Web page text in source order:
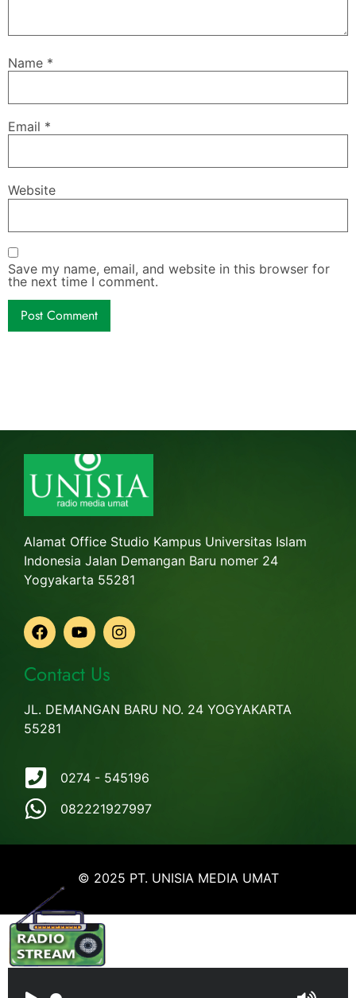
Name *
Email *
Website
Save my name, email, and website in this browser for
the next time I comment.
Alamat Office Studio Kampus Universitas Islam
Indonesia Jalan Demangan Baru nomer 24
Yogyakarta 55281
Contact Us
JL. DEMANGAN BARU NO. 24 YOGYAKARTA
55281
0274 - 545196
082221927997
© 2025 PT. UNISIA MEDIA UMAT